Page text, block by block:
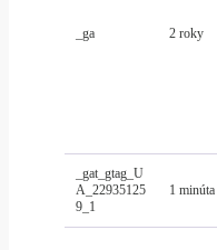
_ga 2 roky
_gat_gtag_U
A_22935125
9_1
1 minúta